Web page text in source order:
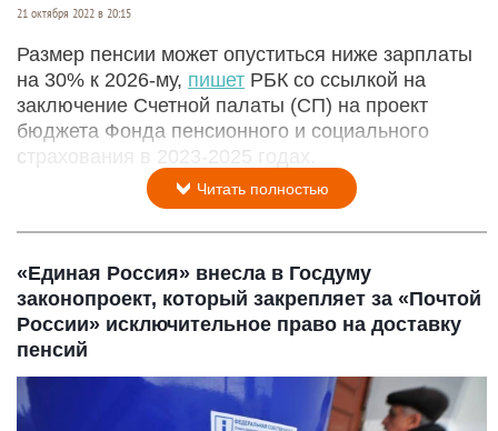
21 октября 2022 в 20:15
Размер пенсии может опуститься ниже зарплаты
на 30% к 2026-му, пишет РБК со ссылкой на
заключение Счетной палаты (СП) на проект
бюджета Фонда пенсионного и социального
страхования в 2023-2025 годах.
Читать полностью
«Единая Россия» внесла в Госдуму
законопроект, который закрепляет за «Почтой
России» исключительное право на доставку
пенсий